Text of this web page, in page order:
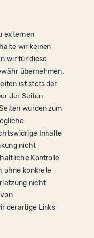
externen
wir keinen
wir für diese
übernehmen.
ist stets der
der Seiten
wurden zum
Inhalte
nicht
Kontrolle
ohne konkrete
nicht
derartige Links